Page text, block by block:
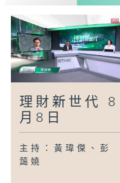
理財新世代 8
月8日
主持：黃瑋傑、彭
藹嬈